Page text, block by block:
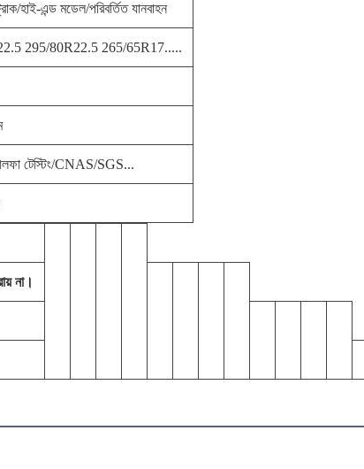
হাই-এন্ড মডেল/পরিবর্তিত যানবাহন
295/80R22.5 265/65R17.....
টেস্টিং/CNAS/SGS...
না।